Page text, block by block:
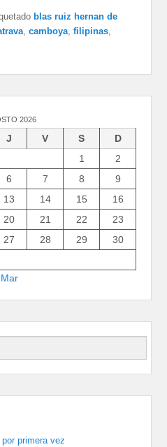
blas ruiz hernan de
,camboya,filipinas,
2026
J V S
D
1
2
6 7 8
9
13 14 15
16
20 21 22
23
27 28 29
30
primera vez